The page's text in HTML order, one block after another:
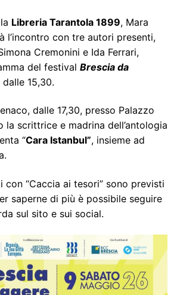
Libreria Tarantola 1899, Mara
l’incontro con tre autori presenti,
Cremonini e Ida Ferrari,
del festival Brescia da
15,30.
dalle 17,30, presso Palazzo
la scrittrice e madrina dell’antologia
“Cara Istanbul”, insieme ad
con “Caccia ai tesori” sono previsti
saperne di più è possibile seguire
sul sito e sui social.